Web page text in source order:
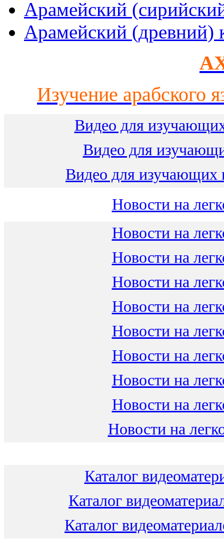
Арамейский
Арамейский (древний)
Изучение арабского
Видео для
Видео для
Видео для изучающих
Новости на
Новости на
Новости на
Новости на
Новости на
Новости на
Новости на
Новости на
Новости на
Новости на
Каталог
Каталог
Каталог